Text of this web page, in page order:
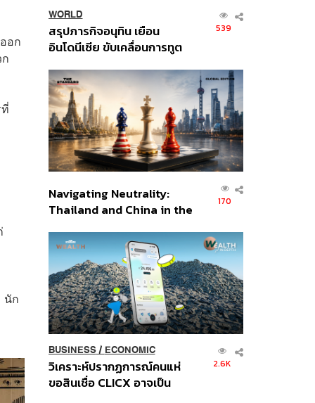
อก
นัก
WORLD
สรุปภารกิจอนุทิน เยือน
อินโดนีเซีย ขับเคลื่อนการทูต
ส่วนยุทธศาสตร์ไทย –
อินโดนีเซีย
539
Navigating Neutrality:
Thailand and China in the
Order
170
BUSINESS/ ECONOMIC
วิเคราะห์ปรากฏการณ์คนแห่
ขอสินเชื่อ CLICX อาจเป็น
2.6K